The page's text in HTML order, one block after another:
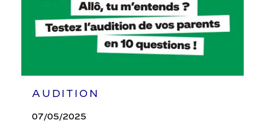
AUDITION
07/05/2025